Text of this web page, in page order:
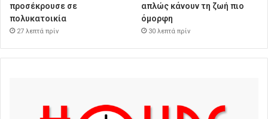
προσέκρουσε σε
πολυκατοικία
27 λεπτά πρίν
απλώς κάνουν τη ζωή πιο
όμορφη
30 λεπτά πρίν